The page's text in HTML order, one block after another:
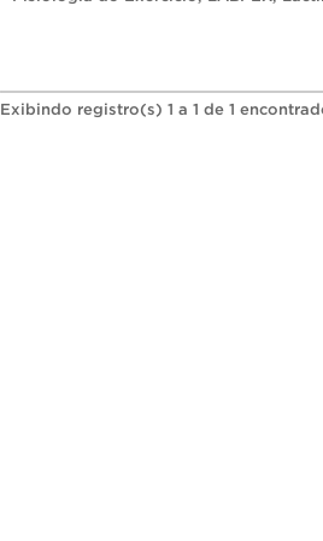
Exibindo registro(s) 1 a 1 de 1